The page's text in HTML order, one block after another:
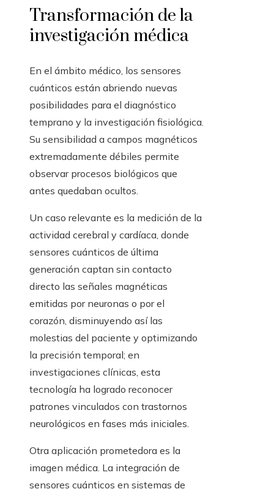
Transformación de la
investigación médica
En el ámbito médico, los sensores
cuánticos están abriendo nuevas
posibilidades para el diagnóstico
temprano y la investigación fisiológica.
Su sensibilidad a campos magnéticos
extremadamente débiles permite
observar procesos biológicos que
antes quedaban ocultos.
Un caso relevante es la medición de la
actividad cerebral y cardíaca, donde
sensores cuánticos de última
generación captan sin contacto
directo las señales magnéticas
emitidas por neuronas o por el
corazón, disminuyendo así las
molestias del paciente y optimizando
la precisión temporal; en
investigaciones clínicas, esta
tecnología ha logrado reconocer
patrones vinculados con trastornos
neurológicos en fases más iniciales.
Otra aplicación prometedora es la
imagen médica. La integración de
sensores cuánticos en sistemas de